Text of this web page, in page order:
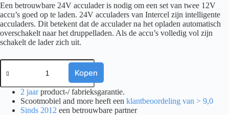
Een betrouwbare 24V acculader is nodig om een set van twee 12V
accu’s goed op te laden. 24V acculaders van Intercel zijn intelligente
acculaders. Dit betekent dat de acculader na het opladen automatisch
overschakelt naar het druppelladen. Als de accu’s volledig vol zijn
schakelt de lader zich uit.
Scootmobiel
Acculader
-
Uitleesbaar
Kopen
2 jaarproduct-/ fabrieksgarantie.
Scootmobiel and more heeft een klantbeoordeling van > 9,0
Sinds 2012 een betrouwbare partner